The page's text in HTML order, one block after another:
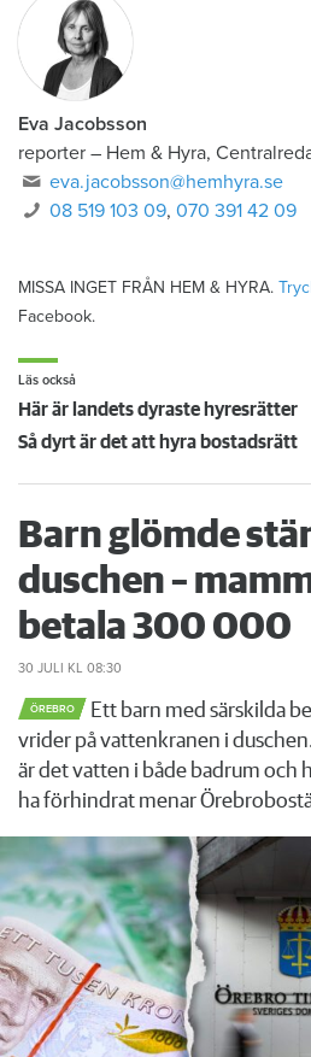
Eva Jacobsson
reporter – Hem & Hyra,
eva.jacobsson@hemhyra.se
08 519 103 09,070 391 42 09
MISSA INGET FRÅN HEM & HYRA.
Facebook.
Läs också
Här är landets dyraste hyresrätter
Så dyrt är det att hyra bostadsrätt
Barn glömde
duschen –
betala 300 000
30 JULI KL 08:30
ÖREBRO
Ett barn med särskilda
vrider på vattenkranen i
är det vatten i både badrum och
ha förhindrat menar